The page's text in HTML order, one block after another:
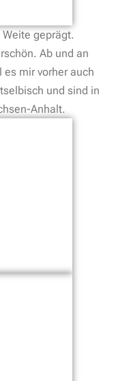
geprägt.
Ab und an
mir vorher auch
und sind in
Anhalt.